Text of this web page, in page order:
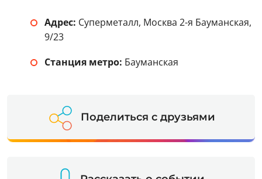
Адрес: Суперметалл, Москва 2-я Бауманская,
9/23
Станция метро: Бауманская
Поделиться с друзьями